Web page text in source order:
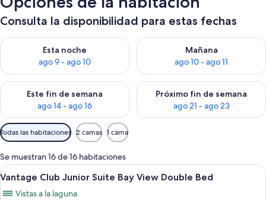
Consulta la disponibilidad para estas fechas
Esta noche
ago 9 - ago 10
Consulta la disponibilidad para esta noche, ago 9 - ago 10
Mañana
ago 10 - ago 11
Consulta la disponibilidad
Este fin de semana
ago 14 - ago 16
Consulta la disponibilidad para este fin de semana, ago 14 -
Próximo fin de semana
ago 21 - ago 23
Consulta la disponibilidad
Filtros
disponibles
para
las
habitaciones
Todas las habitaciones 2 camas 1 cama
Se muestran 16 de 16 habitaciones
Abrir
todas
Habitación de hotel con dos camas,
2
Vantage Club Junior Suite Bay View Double Bed
Vistas a la laguna